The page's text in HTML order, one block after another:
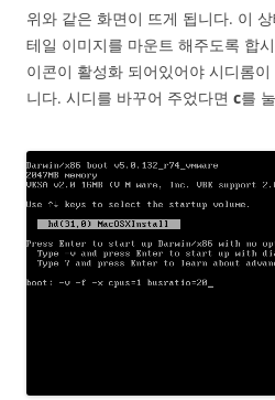
위와 같은 화면이 뜨게 됩니다. 이
테일 이미지를 마운트 해주도록 합
이콘이 활성화 되어있어야 시디롬
니다. 시디를 바꾸어 주었다면 c를